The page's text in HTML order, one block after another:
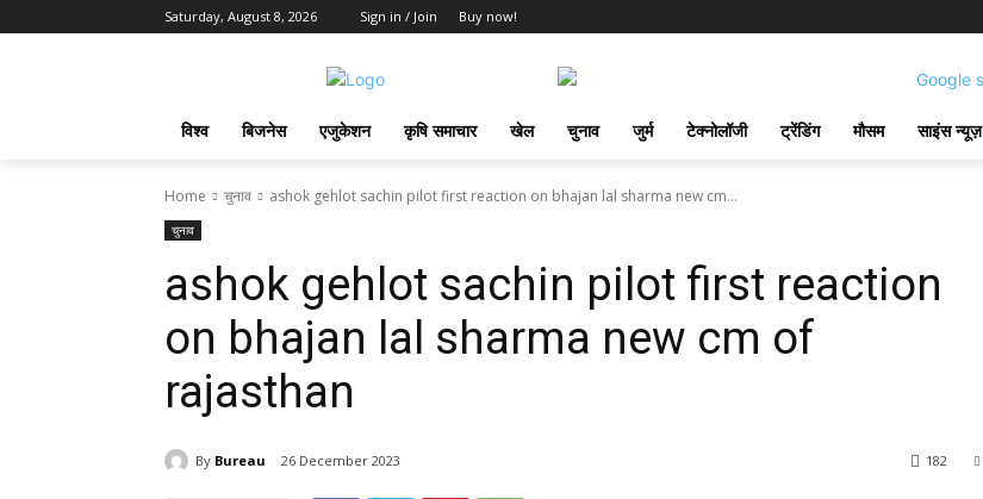
Saturday, August 8, 2026 Sign in / Join Buy now!
विश्व बिजनेस एजुकेशन कृषि समाचार खेल चुनाव जुर्म टेक्नोलॉजी ट्रेंडिंग मौसम साइंस न्यूज़
Home चुनाव ashok gehlot sachin pilot first reaction on bhajan lal sharma new cm...
चुनाव
ashok gehlot sachin pilot first reaction
on bhajan lal sharma new cm of
rajasthan
By Bureau 26 December 2023 182